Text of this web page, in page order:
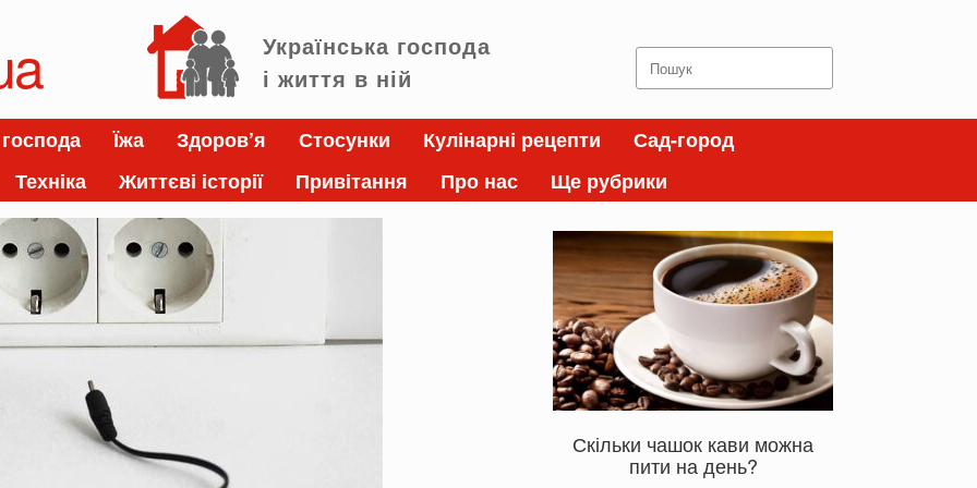
Українська господа
і життя в ній
Search
for:
Їжа Здоров’я Стосунки Кулінарні рецепти
Сад-город
Техніка Життєві історії Привітання Про нас Ще рубрики
Скільки чашок кави можна
пити на день?